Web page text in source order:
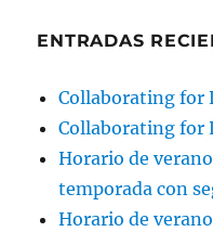
ENTRADAS
Collaborating for
Collaborating for
Horario de
temporada con
Horario de